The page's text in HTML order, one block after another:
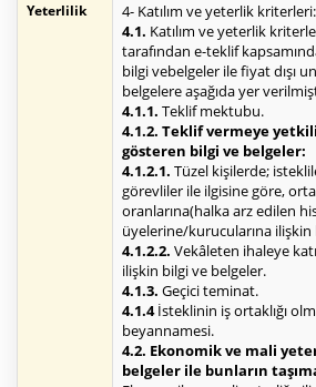
Yeterlilik
4- Katılım ve yeterlik kriterleri:
4.1. Katılım ve yeterlik
tarafından e-teklif
bilgi vebelgeler ile fiyat dışı
belgelere aşağıda yer
4.1.1. Teklif mektubu.
4.1.2. Teklif vermeye
gösteren bilgi ve belgeler:
4.1.2.1. Tüzel kişilerde;
görevliler ile ilgisine göre,
oranlarına(halka arz edilen
üyelerine/kurucularına ilişkin
4.1.2.2. Vekâleten ihaleye
ilişkin bilgi ve belgeler.
4.1.3. Geçici teminat.
4.1.4İsteklinin iş ortaklığı
beyannamesi.
4.2. Ekonomik ve mali
belgeler ile bunların